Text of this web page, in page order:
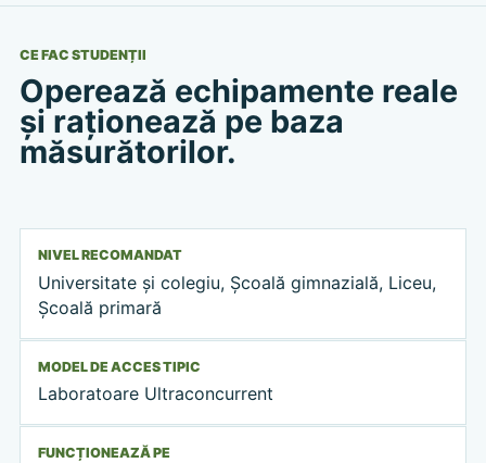
CE FAC STUDENȚII
Operează echipamente reale
și raționează pe baza
măsurătorilor.
NIVEL RECOMANDAT
Universitate și colegiu, Școală gimnazială, Liceu,
Școală primară
MODEL DE ACCES TIPIC
Laboratoare Ultraconcurrent
FUNCȚIONEAZĂ PE